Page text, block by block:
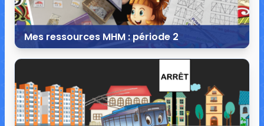
Mes ressources MHM : période 2
10 novembre 2018
175 789 vues